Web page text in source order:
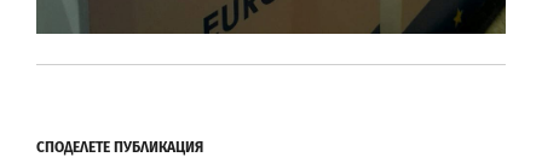
СПОДЕЛЕТЕ ПУБЛИКАЦИЯ